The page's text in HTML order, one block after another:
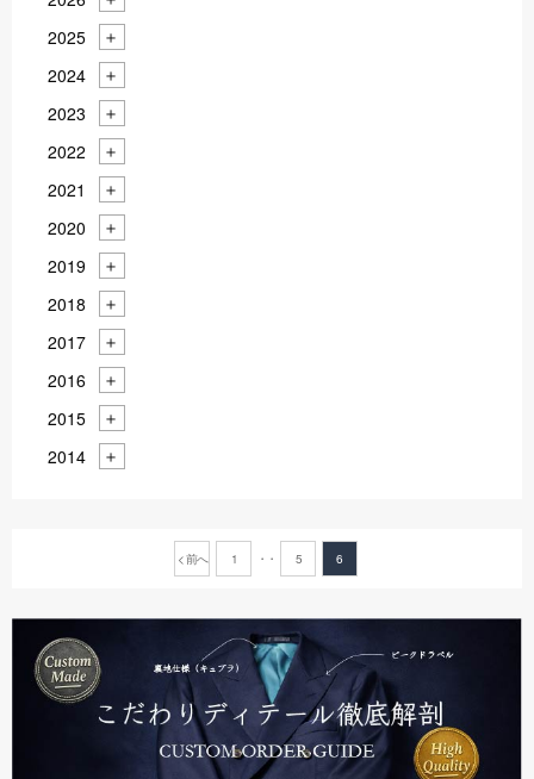
2025
2024
2023
2022
2021
2020
2019
2018
2017
2016
2015
2014
< 前へ 1 ・・ 5 6